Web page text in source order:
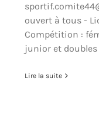
ouvert à tous -
Compétition :
junior et doubles
Lire la suite